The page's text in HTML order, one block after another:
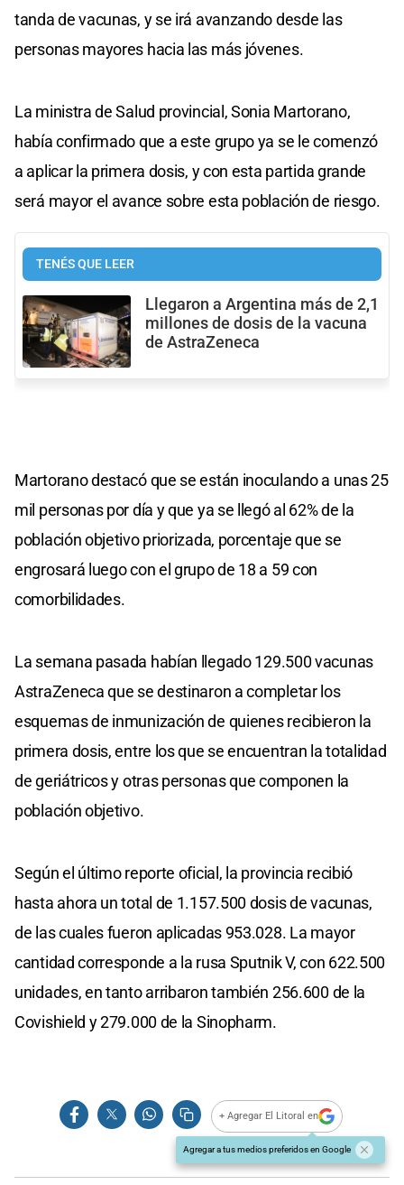
tanda de vacunas, y se irá avanzando desde las
personas mayores hacia las más jóvenes.
La ministra de Salud provincial, Sonia Martorano,
había confirmado que a este grupo ya se le comenzó
a aplicar la primera dosis, y con esta partida grande
será mayor el avance sobre esta población de riesgo.
TENÉS QUE LEER
Llegaron a Argentina más de 2,1
millones de dosis de la vacuna
de AstraZeneca
Martorano destacó que se están inoculando a unas 25
mil personas por día y que ya se llegó al 62% de la
población objetivo priorizada, porcentaje que se
engrosará luego con el grupo de 18 a 59 con
comorbilidades.
La semana pasada habían llegado 129.500 vacunas
AstraZeneca que se destinaron a completar los
esquemas de inmunización de quienes recibieron la
primera dosis, entre los que se encuentran la totalidad
de geriátricos y otras personas que componen la
población objetivo.
Según el último reporte oficial, la provincia recibió
hasta ahora un total de 1.157.500 dosis de vacunas,
de las cuales fueron aplicadas 953.028. La mayor
cantidad corresponde a la rusa Sputnik V, con 622.500
unidades, en tanto arribaron también 256.600 de la
Covishield y 279.000 de la Sinopharm.
+ Agregar El Litoral en
Agregar a tus medios preferidos en Google